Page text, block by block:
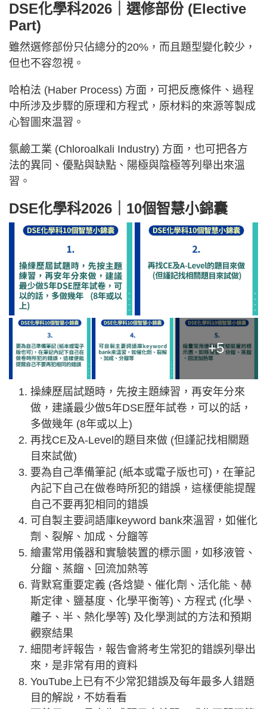
DSE化學科2026｜選修部份 (Elective
Part)
雖然選修部份只佔總分的20%，而且題型變化較少，
但也不容忽視。
哈柏法 (Haber Process) 方面，可把反應條件、過程
中所涉及步驟的原理和方程式，原材料的來源等製成
心智圖來温習。
氯鹼工業 (Chloroalkali Industry) 方面，也可把各方
法的異同、優點與缺點、陽極與陰極等列舉出來溫
習。
DSE化學科2026｜10個智慧小錦囊
+5
操練歷屆試題時，先按主題練習，再安年分來
做，建議最少做5年DSE歴年試卷，可以的話，
多做幾年 (8年或以上)
再找CE及A-Level的題目來做 (但謹記找相關題
目來試做)
要為自己準備筆記 (紙本或電子版也可)，在筆記
內記下自己在做卷時所犯的錯誤，這樣便能提醒
自己不要再犯相同的錯誤
可自製主要詞語庫keyword bank來溫習，如催化
劑、裂解、加成、分餾等
繪畫常用儀器和實驗裝置的標示圖，如移液管、
分餾、蒸餾、回流加熱等
背默寫重要定義 (各焓變、催化劑、活化能、赫
斯定律、鹽基度、化學平衡等)、方程式 (化學、
離子、半、熱化學等) 及化學測試的方法和預期
觀察結果
細閱考評報告，報告會將考生常犯的錯誤列舉出
來，是非常有用的資料
YouTube上已有不少常犯錯誤及每年最多人錯題
目的解說，不妨看看